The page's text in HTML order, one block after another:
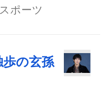
ポーツ
歩の玄孫